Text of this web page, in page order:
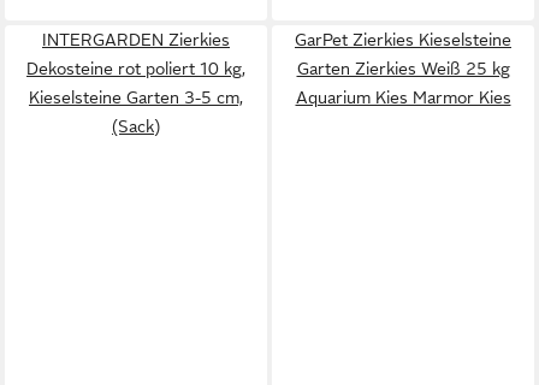
INTERGARDEN Zierkies
Dekosteine rot poliert 10 kg,
Kieselsteine Garten 3-5 cm,
(Sack)
GarPet Zierkies Kieselsteine
Garten Zierkies Weiß 25 kg
Aquarium Kies Marmor Kies